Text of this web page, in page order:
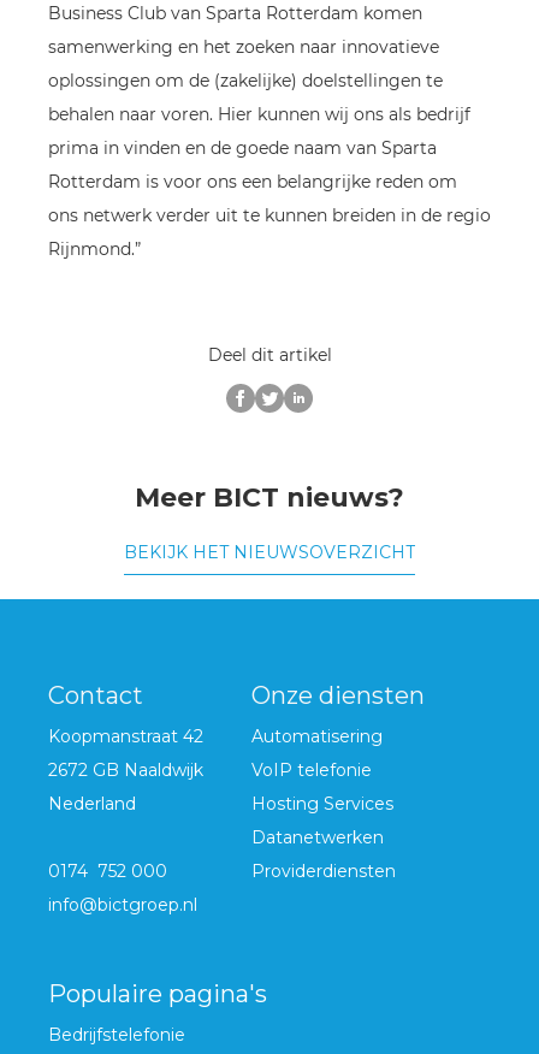
Business Club van Sparta Rotterdam komen
samenwerking en het zoeken naar innovatieve
oplossingen om de (zakelijke) doelstellingen te
behalen naar voren. Hier kunnen wij ons als bedrijf
prima in vinden en de goede naam van Sparta
Rotterdam is voor ons een belangrijke reden om
ons netwerk verder uit te kunnen breiden in de regio
Rijnmond.”
Deel dit artikel
Meer BICT nieuws?
BEKIJK HET NIEUWSOVERZICHT
Contact
Koopmanstraat 42
2672 GB Naaldwijk
Nederland
0174 752 000
info@bictgroep.nl
Onze diensten
Automatisering
VoIP telefonie
Hosting Services
Datanetwerken
Providerdiensten
Populaire pagina's
Bedrijfstelefonie